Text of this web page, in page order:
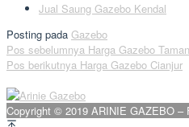
Jual Saung Gazebo Kendal
Posting pada Gazebo
Navigasi
pos
Pos sebelumnya Harga Gazebo
Pos berikutnya Harga Gazebo Cianjur
Copyright © 2019 ARINIE GAZEBO –